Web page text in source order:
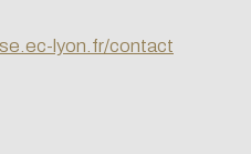
lyon.fr/contact